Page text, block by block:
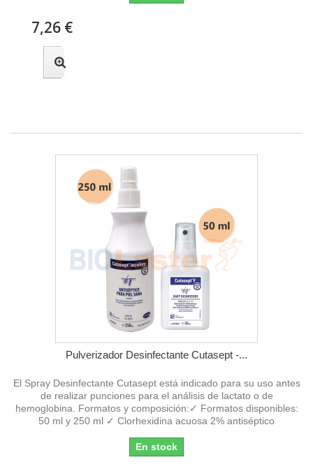
7,26 €
Pulverizador Desinfectante Cutasept -...
El Spray Desinfectante Cutasept está indicado para su uso antes
de realizar punciones para el análisis de lactato o de
hemoglobina. Formatos y composición:✓ Formatos disponibles:
50 ml y 250 ml ✓ Clorhexidina acuosa 2% antiséptico
En stock